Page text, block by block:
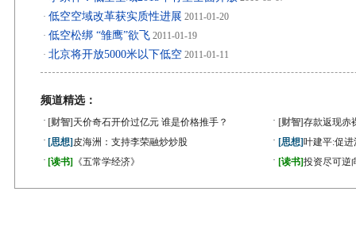
· 低空空域改革获实质性进展 2011-01-20
· 低空松绑 “雏鹰”欲飞 2011-01-19
· 北京将开放5000米以下低空 2011-01-11
频道精选：
· [财智] 天价奇石开价过亿元 谁是价格推手？ · [财智]存款返现赤
· [思想] 皮海洲：支持李荣融炒炒股 · [思想]叶建平:促
· [读书] 《五常学经济》 · [读书]投资尽可逆